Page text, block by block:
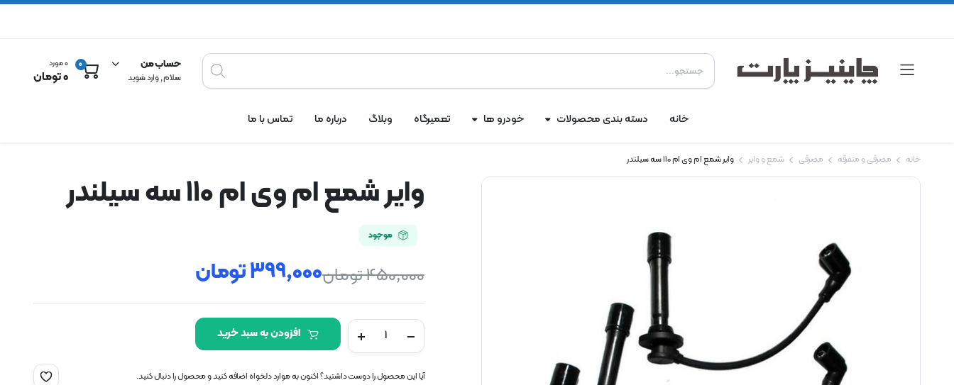
حساب من
سلام , وارد شوید
0 0 مورد
0تومان
خانه دسته بندی محصولات خودرو ها تعمیرگاه وبلاگ درباره ما تماس با ما
خانه مصرفی و متفرقه مصرفی شمع و وایر وایر شمع ام وی ام 110 سه سیلندر
وایر شمع ام وی ام 110 سه سیلندر
موجود
450,000تومان399,000تومان
افزودن به سبد خرید
آیا این محصول را دوست داشتید؟ اکنون به موارد دلخواه اضافه کنید و محصول را دنبال کنید.